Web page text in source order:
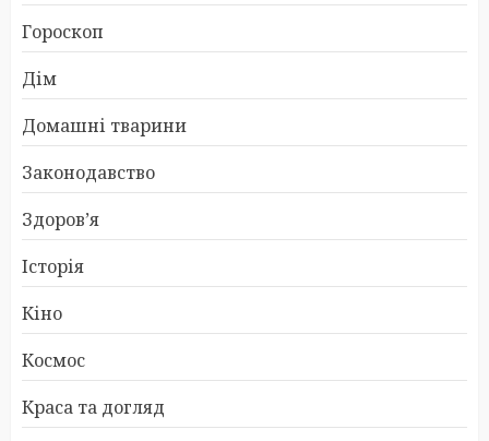
Гороскоп
Дім
Домашні тварини
Законодавство
Здоров’я
Історія
Кіно
Космос
Краса та догляд